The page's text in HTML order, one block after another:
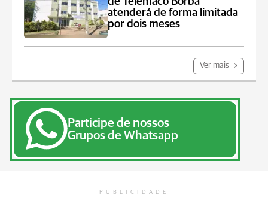
atenderá de forma limitada
por dois meses
Ver mais
Participe de nossos
Grupos de Whatsapp
PUBLICIDADE